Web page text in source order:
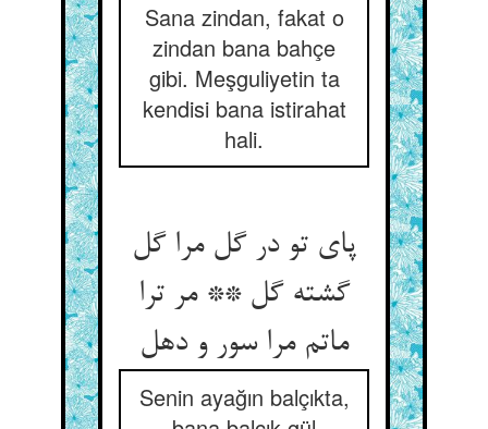
Sana zindan, fakat o
zindan bana bahçe
gibi. Meşguliyetin ta
kendisi bana istirahat
hali.
پای تو در گل مرا گل
گشته گل ** مر ترا
ماتم مرا سور و دهل‏
Senin ayağın balçıkta,